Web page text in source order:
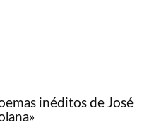
inéditos de José